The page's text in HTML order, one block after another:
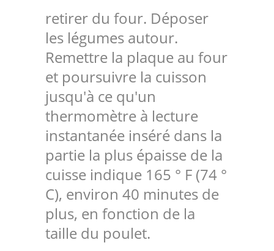
retirer du four. Déposer
les légumes autour.
Remettre la plaque au four
et poursuivre la cuisson
jusqu'à ce qu'un
thermomètre à lecture
instantanée inséré dans la
partie la plus épaisse de la
cuisse indique 165 ° F (74 °
C), environ 40 minutes de
plus, en fonction de la
taille du poulet.